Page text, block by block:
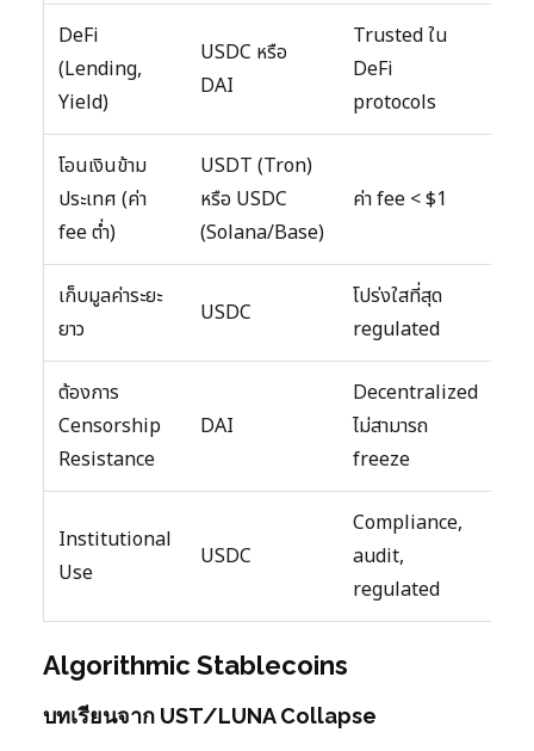
DeFi
(Lending,
Yield)
USDC หรือ
DAI
Trusted ใน
DeFi
protocols
โอนเงินข้าม
ประเทศ (ค่า
fee ต่ำ)
USDT (Tron)
หรือ USDC
(Solana/Base)
ค่า fee < $1
เก็บมูลค่าระยะ
ยาว
USDC
โปร่งใสที่สุด
regulated
ต้องการ
Censorship
Resistance
DAI
Decentralized
ไม่สามารถ
freeze
Institutional
Use
USDC
Compliance,
audit,
regulated
Algorithmic Stablecoins
บทเรียนจาก UST/LUNA Collapse